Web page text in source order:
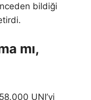
bildiği
mı,
UNI’yi